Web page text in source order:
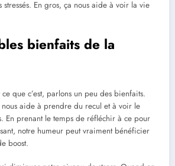
stressés. En gros, ça nous aide à voir la vie
bienfaits de la
que c’est, parlons un peu des bienfaits.
aide à prendre du recul et à voir le
En prenant le temps de réfléchir à ce pour
notre humeur peut vraiment bénéficier
boost.